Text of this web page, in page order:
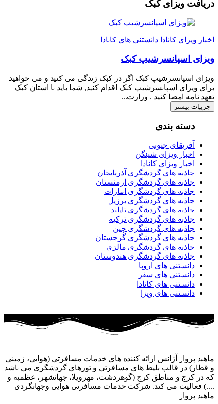
دریافت ویزای کبک
اخبار ویزای کانادا دانستنی های کانادا
ویزای اسپانسرشیپ کبک
ویزای اسپانسرشیپ کبک اگر در کبک زندگی می کنید و می خواهید
برای ویزای اسپانسرشیپ کبک اقدام کنید, شما باید با استان کبک
تعهد نامه امضا کنید . وزارت...
جزییات بیشتر
دسته بندی
آفریقای جنوبی
اخبار ویزای شینگن
اخبار ویزای کانادا
جاذبه های گردشگری آذربایجان
جاذبه های گردشگری ارمنستان
جاذبه های گردشگری امارات
جاذبه های گردشگری برزیل
جاذبه های گردشگری تایلند
جاذبه های گردشگری ترکیه
جاذبه های گردشگری چین
جاذبه های گردشگری گرجستان
جاذبه های گردشگری مالزی
جاذبه های گردشگری هندوستان
دانستنی های اروپا
دانستنی های سفر
دانستنی های کانادا
دانستنی های ویزا
ماهبد پرواز آژانس ارائه کننده های خدمات مسافرتی (هوایی، زمینی
و قطار) در قالب بلیط های مسافرتی و تورهای گردشگری می باشد
که در کرج و مناطق کرج (گوهردشت، مهرویلا، جهانشهر، عظمیه و
....) فعالیت می کند. شرکت خدمات مسافرتی هوایی وجهانگردی
ماهبد پرواز